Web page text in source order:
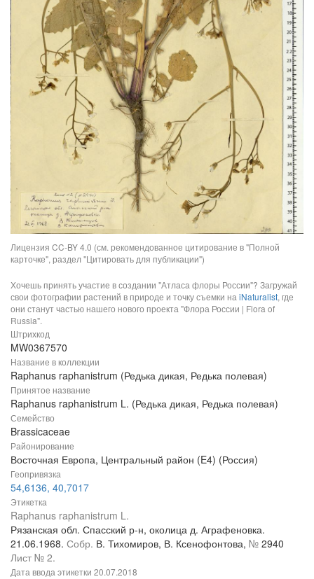
Лицензия CC-BY 4.0 (см. рекомендованное цитирование в "Полной
карточке", раздел "Цитировать для публикации")
Хочешь принять участие в создании "Атласа флоры России"? Загружай
свои фотографии растений в природе и точку съемки наiNaturalist, где
они станут частью нашего нового проекта "Флора России | Flora of
Russia".
Штрихкод
MW0367570
Название в коллекции
Raphanus raphanistrum (Редька дикая, Редька полевая)
Принятое название
Raphanus raphanistrum L. (Редька дикая, Редька полевая)
Семейство
Brassicaceae
Районирование
Восточная Европа, Центральный район (E4) (Россия)
Геопривязка
54,6136, 40,7017
Этикетка
Raphanus raphanistrum L.
Рязанская обл. Спасский р-н, околица д. Аграфеновка.
21.06.1968. Собр. В. Тихомиров, В. Ксенофонтова, № 2940
Лист № 2.
Дата ввода этикетки 20.07.2018